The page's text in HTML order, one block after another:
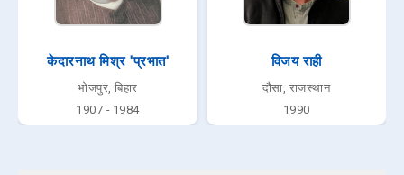
केदारनाथ मिश्र 'प्रभात'
भोजपुर, बिहार
1907 - 1984
विजय राही
दौसा, राजस्थान
1990